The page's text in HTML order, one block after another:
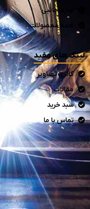
لوازم جانبی
همه محصولات
لینک های مفید
گالری تصاویر
مقالات
سبد خرید
تماس با ما